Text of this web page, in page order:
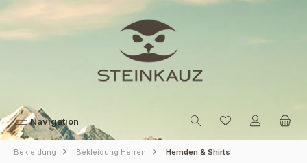
Zum Hauptinhalt springen
Navigation
Bekleidung Bekleidung Herren Hemden & Shirts